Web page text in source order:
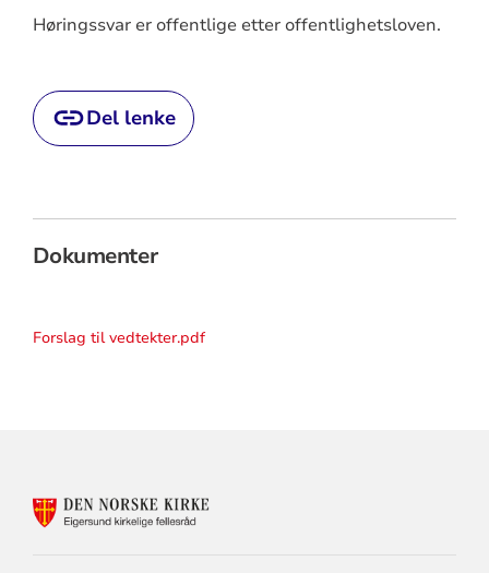
Høringssvar er offentlige etter offentlighetsloven.
Del lenke
Dokumenter
Forslag til vedtekter.pdf